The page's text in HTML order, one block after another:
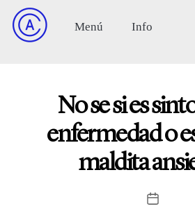
No se si es
enfermedad o
maldita